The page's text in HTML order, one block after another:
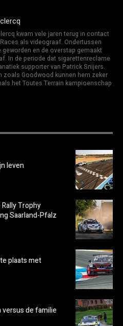
kwam vele jaren terug in contact
als videograaf. Ondertussen
geworden en de overstap gemaakt
In de periode dat sigarettenreclame
supporter van Patrick Snijers.
zoals Goodwood kunnen hem zeker
het Toutes Terrain kampioenschap
leven
Trophy
Saarland-Pfalz
plaats met
versus de familie